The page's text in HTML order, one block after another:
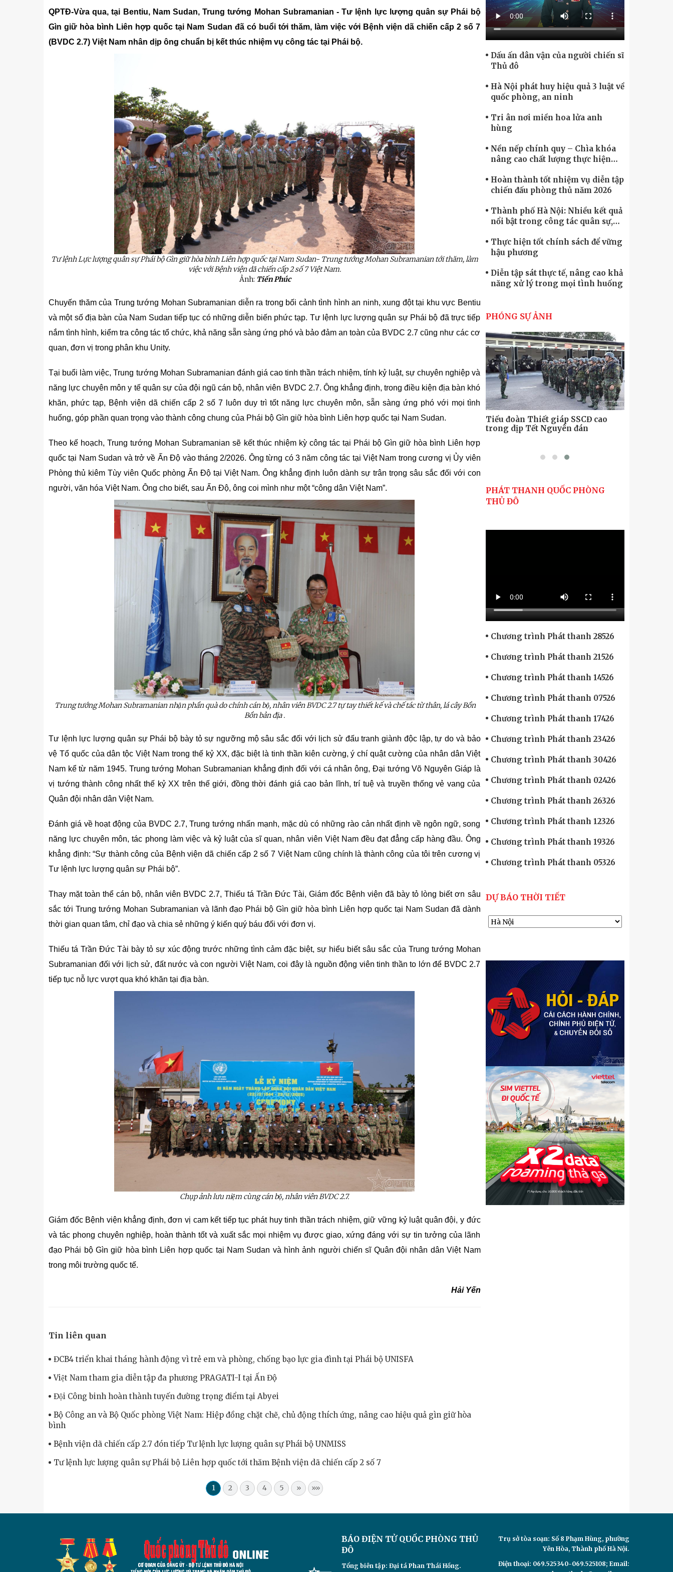
Hậu phương quân đội
Giáo dục Quốc phòng và An ninh
Cải cách hành chính, Chính phủ điện tử, Chuyển đổi số
QPTĐ-Vừa qua, tại Bentiu, Nam Sudan, Trung tướng Mohan Subramanian - Tư lệnh lực lượng quân sự Phái bộ
Gìn giữ hòa bình Liên hợp quốc tại Nam Sudan đã có buổi tới thăm, làm việc với Bệnh viện dã chiến cấp 2 số 7
(BVDC 2.7) Việt Nam nhân dịp ông chuẩn bị kết thúc nhiệm vụ công tác tại Phái bộ.
Tư lệnh Lực lượng quân sự Phái bộ Gìn giữ hòa bình Liên hợp quốc tại Nam Sudan- Trung tướngMohan Subramaniantới thăm, làm
việc với Bệnh viện dã chiến cấp 2 số 7 Việt Nam.
Ảnh: Tiến Phúc
Chuyến thăm của Trung tướng Mohan Subramanian diễn ra trong bối cảnh tình hình an ninh, xung đột tại khu vực Bentiu
và một số địa bàn của Nam Sudan tiếp tục có những diễn biến phức tạp. Tư lệnh lực lượng quân sự Phái bộ đã trực tiếp
nắm tình hình, kiểm tra công tác tổ chức, khả năng sẵn sàng ứng phó và bảo đảm an toàn của BVDC 2.7 cũng như các cơ
quan, đơn vị trong phân khu Unity.
Tại buổi làm việc, Trung tướng Mohan Subramanian đánh giá cao tinh thần trách nhiệm, tính kỷ luật, sự chuyên nghiệp và
năng lực chuyên môn y tế quân sự của đội ngũ cán bộ, nhân viên BVDC 2.7. Ông khẳng định, trong điều kiện địa bàn khó
khăn, phức tạp, Bệnh viện dã chiến cấp 2 số 7 luôn duy trì tốt năng lực chuyên môn, sẵn sàng ứng phó với mọi tình
huống, góp phần quan trọng vào thành công chung của Phái bộ Gìn giữ hòa bình Liên hợp quốc tại Nam Sudan.
Theo kế hoạch, Trung tướng Mohan Subramanian sẽ kết thúc nhiệm kỳ công tác tại Phái bộ Gìn giữ hòa bình Liên hợp
quốc tại Nam Sudan và trở về Ấn Độ vào tháng 2/2026. Ông từng có 3 năm công tác tại Việt Nam trong cương vị Ủy viên
Phòng thủ kiêm Tùy viên Quốc phòng Ấn Độ tại Việt Nam. Ông khẳng định luôn dành sự trân trọng sâu sắc đối với con
người, văn hóa Việt Nam. Ông cho biết, sau Ấn Độ, ông coi mình như một “công dân Việt Nam”.
Trung tướngMohan Subramaniannhận phần quàdochính cán bộ, nhân viên BVDC 2.7tựtay thiết kế và chế tác từ thân, lá cây Bồn
Bồn bản địa .
Tư lệnh lực lượng quân sự Phái bộ bày tỏ sự ngưỡng mộ sâu sắc đối với lịch sử đấu tranh giành độc lập, tự do và bảo
vệ Tổ quốc của dân tộc Việt Nam trong thế kỷ XX, đặc biệt là tinh thần kiên cường, ý chí quật cường của nhân dân Việt
Nam kể từ năm 1945. Trung tướng Mohan Subramanian khẳng định đối với cá nhân ông, Đại tướng Võ Nguyên Giáp là
vị tướng thành công nhất thế kỷ XX trên thế giới, đồng thời đánh giá cao bản lĩnh, trí tuệ và truyền thống vẻ vang của
Quân đội nhân dân Việt Nam.
Đánh giá về hoạt động của BVDC 2.7, Trung tướng nhấn mạnh, mặc dù có những rào cản nhất định về ngôn ngữ, song
năng lực chuyên môn, tác phong làm việc và kỷ luật của sĩ quan, nhân viên Việt Nam đều đạt đẳng cấp hàng đầu. Ông
khẳng định: “Sự thành công của Bệnh viện dã chiến cấp 2 số 7 Việt Nam cũng chính là thành công của tôi trên cương vị
Tư lệnh lực lượng quân sự Phái bộ”.
Thay mặt toàn thể cán bộ, nhân viên BVDC 2.7, Thiếu tá Trần Đức Tài, Giám đốc Bệnh viện đã bày tỏ lòng biết ơn sâu
sắc tới Trung tướng Mohan Subramanian và lãnh đạo Phái bộ Gìn giữ hòa bình Liên hợp quốc tại Nam Sudan đã dành
thời gian quan tâm, chỉ đạo và chia sẻ những ý kiến quý báu đối với đơn vị.
Thiếu tá Trần Đức Tài bày tỏ sự xúc động trước những tình cảm đặc biệt, sự hiểu biết sâu sắc của Trung tướng Mohan
Subramanian đối với lịch sử, đất nước và con người Việt Nam, coi đây là nguồn động viên tinh thần to lớn để BVDC 2.7
tiếp tục nỗ lực vượt qua khó khăn tại địa bàn.
Chụpảnhlưuniệm cùng cán bộ, nhân viên BVDC 2.7.
Giám đốc Bệnh viện khẳng định, đơn vị cam kết tiếp tục phát huy tinh thần trách nhiệm, giữ vững kỷ luật quân đội, y đức
và tác phong chuyên nghiệp, hoàn thành tốt và xuất sắc mọi nhiệm vụ được giao, xứng đáng với sự tin tưởng của lãnh
đạo Phái bộ Gìn giữ hòa bình Liên hợp quốc tại Nam Sudan và hình ảnh người chiến sĩ Quân đội nhân dân Việt Nam
trong môi trường quốc tế.
Hải Yến
Tin liên quan
ĐCB4 triển khai tháng hành động vì trẻ em và phòng, chống bạo lực gia đình tại Phái bộ UNISFA
Việt Nam tham gia diễn tập đa phương PRAGATI-I tại Ấn Độ
Đội Công binh hoàn thành tuyến đường trọng điểm tại Abyei
Bộ Công an và Bộ Quốc phòng Việt Nam: Hiệp đồng chặt chẽ, chủ động thích ứng, nâng cao hiệu quả gìn giữ hòa
bình
Bệnh viện dã chiến cấp 2.7 đón tiếp Tư lệnh lực lượng quân sự Phái bộ UNMISS
Tư lệnh lực lượng quân sự Phái bộ Liên hợp quốc tới thăm Bệnh viện dã chiến cấp 2 số 7
1 2 3 4 5 » »»
Dấu ấn dân vận của người chiến sĩ
Thủ đô
Hà Nội phát huy hiệu quả 3 luật về
quốc phòng, an ninh
Tri ân nơi miền hoa lửa anh
hùng
Nền nếp chính quy – Chìa khóa
nâng cao chất lượng thực hiện
Hoàn thành tốt nhiệm vụ diễn tập
chiến đấu phòng thủ năm 2026
Thành phố Hà Nội: Nhiều kết quả
nổi bật trong công tác quân sự,
Thực hiện tốt chính sách để vững
hậu phương
Diễn tập sát thực tế, nâng cao khả
năng xử lý trong mọi tình huống
vệ “vững mạnh, rộng khắp” ngay
Trung đoàn Pháo binh 452: Huấn
luyện giỏi nâng cao sức mạnh
chiến đấu
Tiểu đoàn Thiết giáp hoàn thành
tốt diễn tập chiến thuật có bắn đạn
thật
Nơi sinh viên rèn ý trí, luyện kỹ
năng
PHÓNG SỰ ẢNH
Tiểu đoàn Thiết giáp SSCĐ cao
Bộ Tư lệnh Thủ đô và các tổ chức
thăm, động viên chiến sĩ mới
Hương Tết ra đảo tiền tiêu
Tiểu đoàn Thiết giáp SSCĐ cao
trong dịp Tết Nguyên đán
PHÁT THANH QUỐC PHÒNG
THỦ ĐÔ
Chương trình Phát thanh 28526
Chương trình Phát thanh 21526
Chương trình Phát thanh 14526
Chương trình Phát thanh 07526
Chương trình Phát thanh 17426
Chương trình Phát thanh 23426
Chương trình Phát thanh 30426
Chương trình Phát thanh 02426
Chương trình Phát thanh 26326
Chương trình Phát thanh 12326
Chương trình Phát thanh 19326
Chương trình Phát thanh 05326
DỰ BÁO THỜI TIẾT
BÁO ĐIỆN TỬQUỐC PHÒNG THỦ
ĐÔ
Tổng biên tập: Đại tá Phan Thái Hồng.
Trụ sở tòa soạn: Số 8 Phạm Hùng, phường
Yên Hòa, Thành phố Hà Nội.
Điện thoại: 069.525340-069.525108; Email: